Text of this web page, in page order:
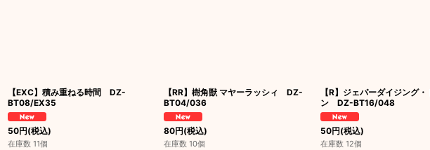
【EXC】積み重ねる時間 DZ-
BT08/EX35
50円(税込)
在庫数 11個
【RR】樹角獣 マヤーラッシィ DZ-
BT04/036
80円(税込)
在庫数 10個
【R】ジェパーダイジング
ン DZ-BT16/048
50円(税込)
在庫数 12個